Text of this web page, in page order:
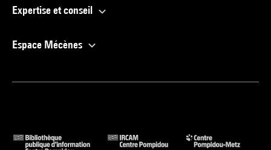
Expertise et conseil
Espace Mécènes